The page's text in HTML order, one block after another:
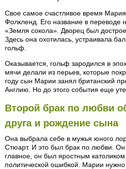
Свое самое счастливое время
Фолкленд. Его название в переводе
«Земля сокола». Дворец был
Здесь она охотилась, устраивала
гольф.
Оказывается, гольф зародился в
мячи делали из перьев, которые
году сын Марии занял британский
Англию. Но до этого события еще
Второй брак по любви
друга и рождение сына
Она выбрала себе в мужья юного
Стюарт. И это был брак по любви. Он
главное, он был яростным
политической ошибкой. Марии